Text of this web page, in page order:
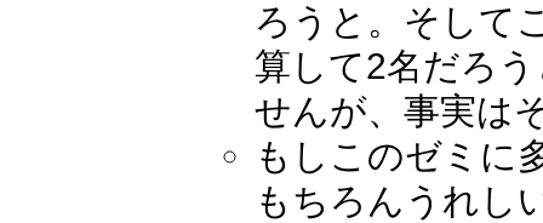
ろうと。そして
算して2名だろ
せんが、事実は
もしこのゼミに
もちろんうれし